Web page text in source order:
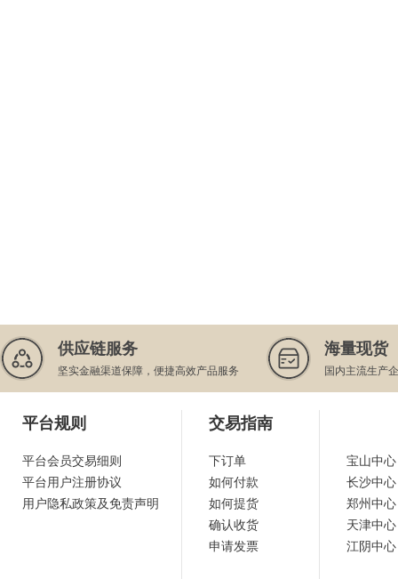
供应链服务
坚实金融渠道保障，便捷高效产品服务
海量现货
国内主流生产
平台规则
平台会员交易细则
平台用户注册协议
用户隐私政策及免责声明
交易指南
下订单
如何付款
如何提货
确认收货
申请发票
宝山中心
长沙中心
郑州中心
天津中心
江阴中心